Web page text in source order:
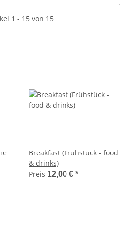
1 - 15 von 15
Breakfast (Frühstück - food
& drinks)
Preis 12,00 € *